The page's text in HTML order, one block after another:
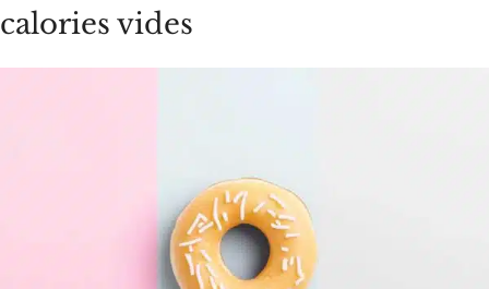
calories vides